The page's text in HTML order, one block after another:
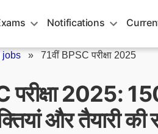
Notifications
jobs » 71वीं BPSC परीक्षा 2025
परीक्षा 2025:
और तैयारी की